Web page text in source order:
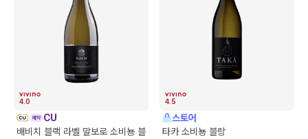
4.0
CU
배비치 블랙 라벨 말보로 소비뇽 블
4.5
스토어
타카 소비뇽 블랑